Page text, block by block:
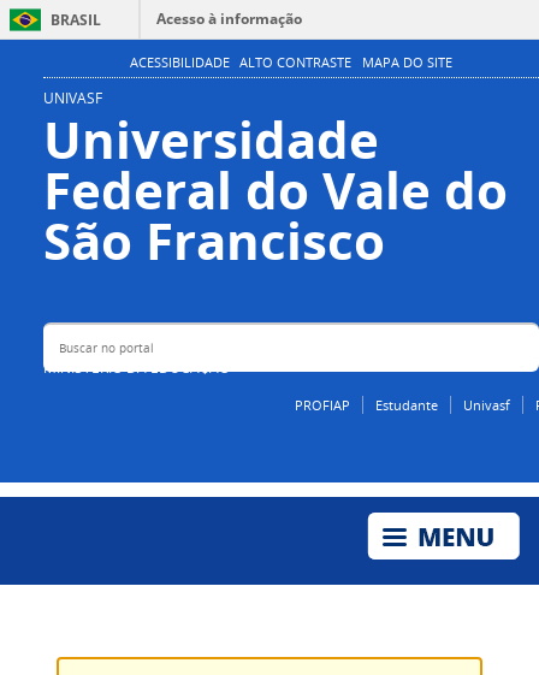
BRASIL
Acesso à informação
Participe
Canais
ACESSIBILIDADE ALTO CONTRASTE MAPA DO SITE
UNIVASF
Universidade
Federal do Vale do
São Francisco
MINISTÉRIO DA EDUCAÇÃO
Buscar no portal
PROFIAP Estudante Univasf